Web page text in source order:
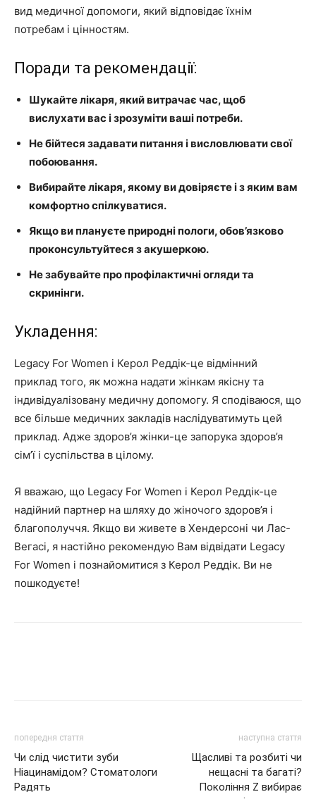
вид медичної допомоги, який відповідає їхнім
потребам і цінностям.
Поради та рекомендації:
Шукайте лікаря, який витрачає час, щоб
вислухати вас і зрозуміти ваші потреби.
Не бійтеся задавати питання і висловлювати свої
побоювання.
Вибирайте лікаря, якому ви довіряєте і з яким вам
комфортно спілкуватися.
Якщо ви плануєте природні пологи, обов’язково
проконсультуйтеся з акушеркою.
Не забувайте про профілактичні огляди та
скринінги.
Укладення:
Legacy For Women і Керол Реддік-це відмінний
приклад того, як можна надати жінкам якісну та
індивідуалізовану медичну допомогу. Я сподіваюся, що
все більше медичних закладів наслідуватимуть цей
приклад. Адже здоров’я жінки-це запорука здоров’я
сім’ї і суспільства в цілому.
Я вважаю, що Legacy For Women і Керол Реддік-це
надійний партнер на шляху до жіночого здоров’я і
благополуччя. Якщо ви живете в Хендерсоні чи Лас-
Вегасі, я настійно рекомендую Вам відвідати Legacy
For Women і познайомитися з Керол Реддік. Ви не
пошкодуєте!
попередня стаття
Чи слід чистити зуби
Ніацинамідом? Стоматологи
Радять
наступна стаття
Щасливі та розбиті чи
нещасні та багаті?
Покоління Z вибирає